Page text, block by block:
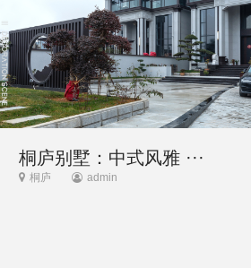
桐庐别墅：中式风雅 ···
桐庐 admin